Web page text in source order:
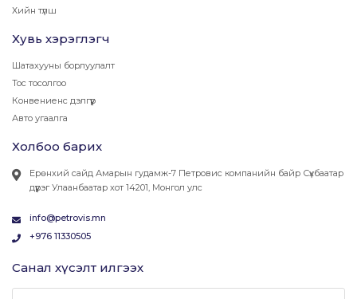
Хийн түлш
Хувь хэрэглэгч
Шатахууны борлуулалт
Тос тосолгоо
Конвениенс дэлгүүр
Авто угаалга
Холбоо барих
Ерөнхий сайд Амарын гудамж-7 Петровис компанийн байр Сүхбаатар
дүүрэг Улаанбаатар хот 14201, Монгол улс
info@petrovis.mn
+976 11330505
Санал хүсэлт илгээх